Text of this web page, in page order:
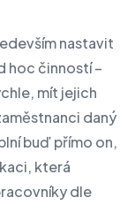
nastavit
hoc činností –
mít jejich
daný
buď přímo on,
která
dle